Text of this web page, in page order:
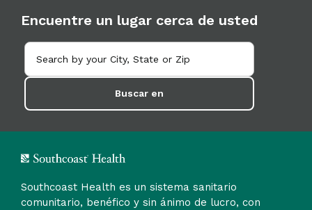
Encuentre un lugar cerca de usted
Buscar en
Southcoast Health es un sistema sanitario
comunitario, benéfico y sin ánimo de lucro, con